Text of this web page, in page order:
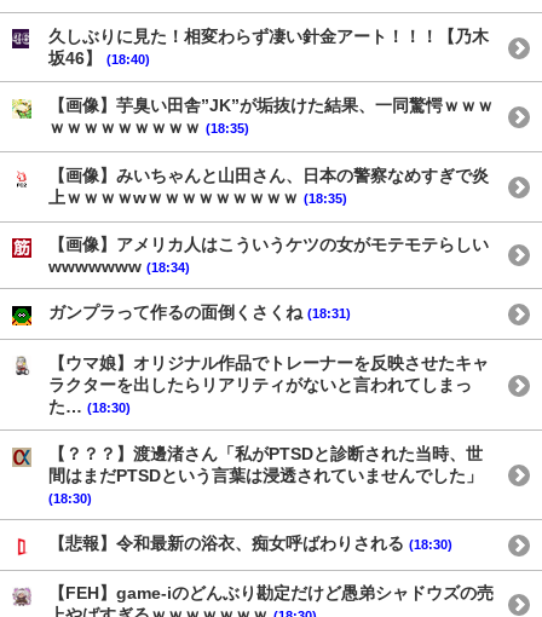
久しぶりに見た！相変わらず凄い針金アート！！！【乃木
坂46】
(18:40)
【画像】芋臭い田舎”JK”が垢抜けた結果、一同驚愕ｗｗｗ
ｗｗｗｗｗｗｗｗｗ (18:35)
【画像】みいちゃんと山田さん、日本の警察なめすぎで炎
上ｗｗｗｗwｗｗｗｗｗｗｗｗｗ (18:35)
【画像】アメリカ人はこういうケツの女がモテモテらしい
wwwwwww (18:34)
ガンプラって作るの面倒くさくね (18:31)
【ウマ娘】オリジナル作品でトレーナーを反映させたキャ
ラクターを出したらリアリティがないと言われてしまっ
た… (18:30)
【？？？】渡邊渚さん「私がPTSDと診断された当時、世
間はまだPTSDという言葉は浸透されていませんでした」
(18:30)
【悲報】令和最新の浴衣、痴女呼ばわりされる (18:30)
【FEH】game-iのどんぶり勘定だけど愚弟シャドウズの売